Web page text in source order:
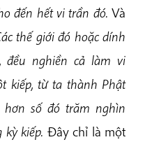
đến hết vi trần đó. Và
thế giới đó hoặc dính
đều nghiền cả làm vi
kiếp, từ ta thành Phật
số đó trăm nghìn
kiếp. Đây chỉ là một